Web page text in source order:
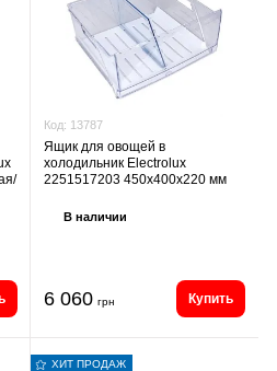
Код: 13787
Ящик для овощей в
холодильник Electrolux
2251517203 450х400х220 мм
В наличии
6 060 грн Купить
ХИТ ПРОДАЖ